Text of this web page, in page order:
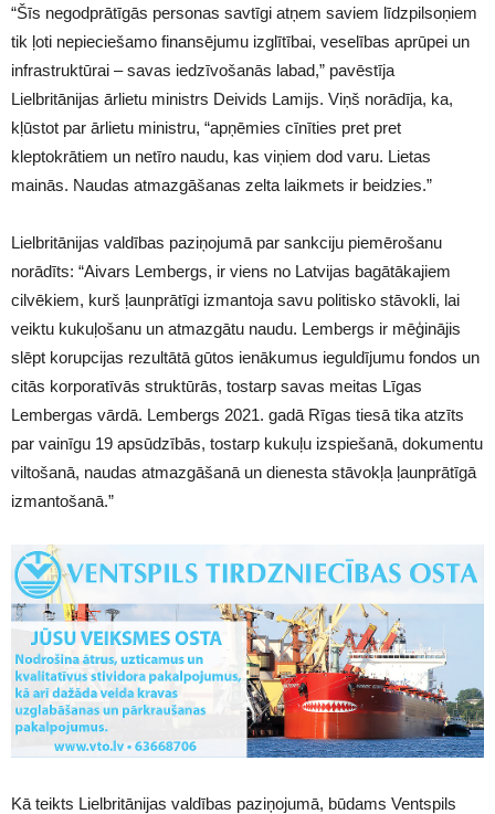
“Šīs negodprātīgās personas savtīgi atņem saviem līdzpilsoņiem
tik ļoti nepieciešamo finansējumu izglītībai, veselības aprūpei un
infrastruktūrai – savas iedzīvošanās labad,” pavēstīja
Lielbritānijas ārlietu ministrs Deivids Lamijs. Viņš norādīja, ka,
kļūstot par ārlietu ministru, “apņēmies cīnīties pret pret
kleptokrātiem un netīro naudu, kas viņiem dod varu. Lietas
mainās. Naudas atmazgāšanas zelta laikmets ir beidzies.”
Lielbritānijas valdības paziņojumā par sankciju piemērošanu
norādīts: “Aivars Lembergs, ir viens no Latvijas bagātākajiem
cilvēkiem, kurš ļaunprātīgi izmantoja savu politisko stāvokli, lai
veiktu kukuļošanu un atmazgātu naudu. Lembergs ir mēģinājis
slēpt korupcijas rezultātā gūtos ienākumus ieguldījumu fondos un
citās korporatīvās struktūrās, tostarp savas meitas Līgas
Lembergas vārdā. Lembergs 2021. gadā Rīgas tiesā tika atzīts
par vainīgu 19 apsūdzībās, tostarp kukuļu izspiešanā, dokumentu
viltošanā, naudas atmazgāšanā un dienesta stāvokļa ļaunprātīgā
izmantošanā.”
Kā teikts Lielbritānijas valdības paziņojumā, būdams Ventspils